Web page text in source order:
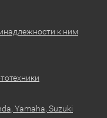
к ним
Yamaha, Suzuki